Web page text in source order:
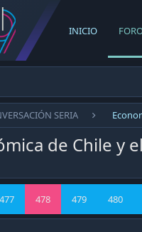
INICIO
SERIA
de Chile y
477 478 479 480